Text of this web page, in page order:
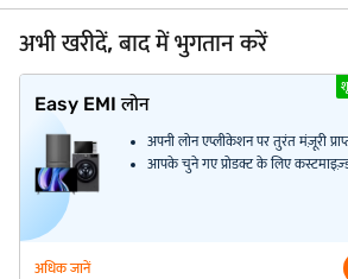
अभी खरीदें, बाद में भुगतान करें
Easy EMI लोन
अपनी लोन एप्लीकेशन पर तुरंत मंज़ूरी
आपके चुने गए प्रोडक्ट के लिए
अधिक जानें